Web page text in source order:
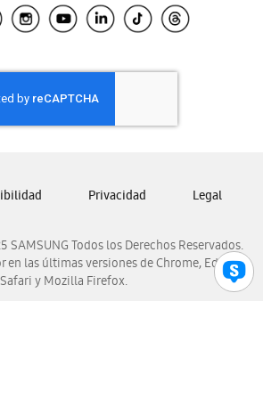
Samsung El Salvador
Samsung Honduras
Samsung Nicaragua
Samsung Panamá
Samsung Venezuela
Todos los Derechos Reservados.
en las últimas versiones de Chrome, Edge,
Safari y Mozilla Firefox.
Privacidad Legal